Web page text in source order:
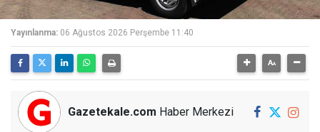
Yayınlanma: 06 Ağustos 2026 Perşembe 11:40
Gazetekale.com Haber Merkezi